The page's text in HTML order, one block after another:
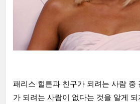
패리스 힐튼과 친구가 되려는 사람 중
가 되려는 사람이 없다는 것을 알게